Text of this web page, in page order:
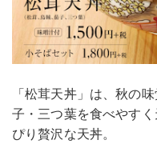
「松茸天丼」は、秋の
子・三つ葉を食べやす
ぴり贅沢な天丼。